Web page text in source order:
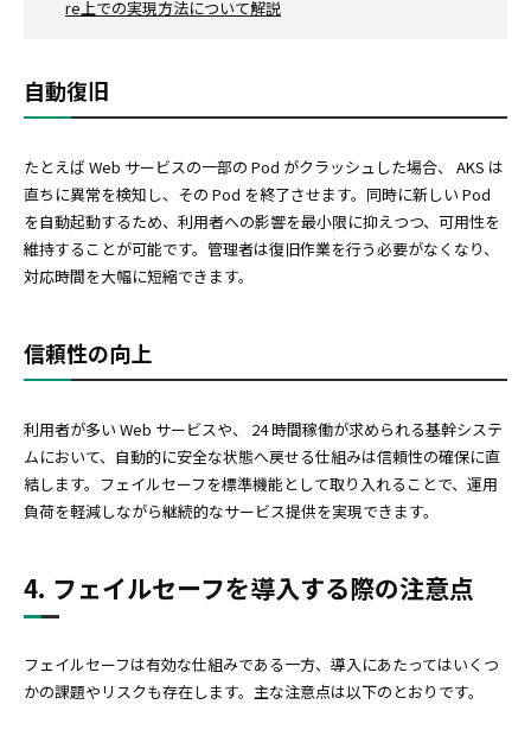
re上での実現方法について解説
自動復旧
たとえば Web サービスの一部の Pod がクラッシュした場合、 AKS は
直ちに異常を検知し、その Pod を終了させます。同時に新しい Pod
を自動起動するため、利用者への影響を最小限に抑えつつ、可用性を
維持することが可能です。管理者は復旧作業を行う必要がなくなり、
対応時間を大幅に短縮できます。
信頼性の向上
利用者が多い Web サービスや、 24 時間稼働が求められる基幹システ
ムにおいて、自動的に安全な状態へ戻せる仕組みは信頼性の確保に直
結します。フェイルセーフを標準機能として取り入れることで、運用
負荷を軽減しながら継続的なサービス提供を実現できます。
4. フェイルセーフを導入する際の注意点
フェイルセーフは有効な仕組みである一方、導入にあたってはいくつ
かの課題やリスクも存在します。主な注意点は以下のとおりです。